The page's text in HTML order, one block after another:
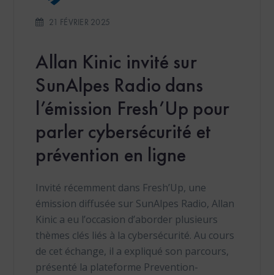
21 FÉVRIER 2025
Allan Kinic invité sur
SunAlpes Radio dans
l’émission Fresh’Up pour
parler cybersécurité et
prévention en ligne
Invité récemment dans Fresh’Up, une
émission diffusée sur SunAlpes Radio, Allan
Kinic a eu l’occasion d’aborder plusieurs
thèmes clés liés à la cybersécurité. Au cours
de cet échange, il a expliqué son parcours,
présenté la plateforme Prevention-